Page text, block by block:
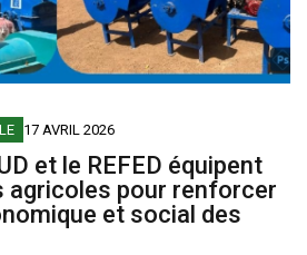
17 AVRIL 2026
et le REFED équipent
agricoles pour renforcer
et social des